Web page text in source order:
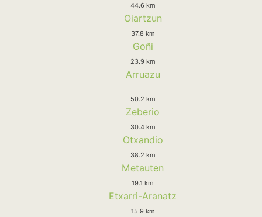
44.6 km
Oiartzun
37.8 km
Goñi
23.9 km
Arruazu
50.2 km
Zeberio
30.4 km
Otxandio
38.2 km
Metauten
19.1 km
Etxarri-Aranatz
15.9 km